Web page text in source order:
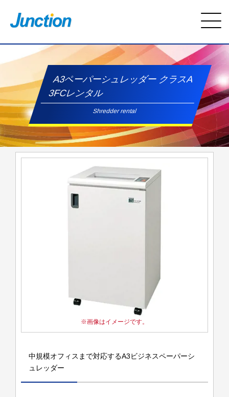
A3ペーパーシュレッダー クラスA
3FCレンタル
Shredder rental
画像はイメージです。
中規模オフィスまで対応するA3ビジネスペーパーシ
ュレッダー